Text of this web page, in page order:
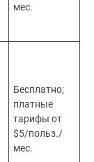
мес.
Бесплатно;
платные
тарифы от
$5/польз./
мес.